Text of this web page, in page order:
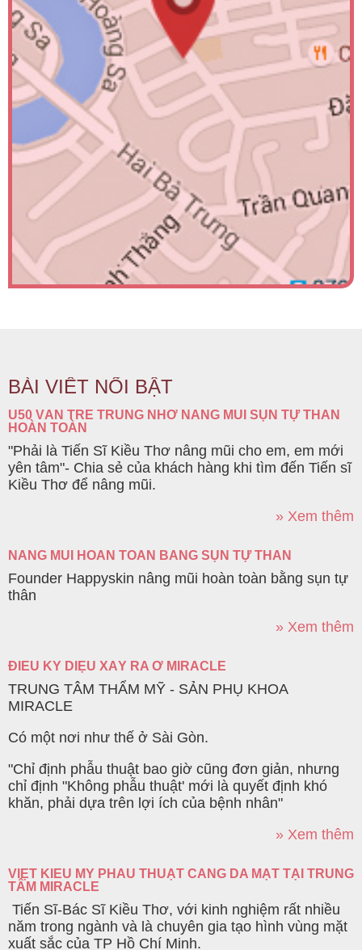
BÀI VIẾT NỔI BẬT
U50 VẪN TRẺ TRUNG NHỜ NÂNG MŨI SỤN TỰ THÂN
HOÀN TOÀN
"Phải là Tiến Sĩ Kiều Thơ nâng mũi cho em, em mới
yên tâm"- Chia sẻ của khách hàng khi tìm đến Tiến sĩ
Kiều Thơ để nâng mũi.
» Xem thêm
NÂNG MŨI HOÀN TOÀN BẰNG SỤN TỰ THÂN
Founder Happyskin nâng mũi hoàn toàn bằng sụn tự
thân
» Xem thêm
ĐIỀU KỲ DIỆU XẢY RA Ở MIRACLE
TRUNG TÂM THẨM MỸ - SẢN PHỤ KHOA
MIRACLE
Có một nơi như thế ở Sài Gòn.
"Chỉ định phẫu thuật bao giờ cũng đơn giản, nhưng
chỉ định "Không phẫu thuật' mới là quyết định khó
khăn, phải dựa trên lợi ích của bệnh nhân"
» Xem thêm
VIỆT KIỀU MỸ PHẪU THUẬT CĂNG DA MẶT TẠI TRUNG
TÂM MIRACLE
Tiến Sĩ-Bác Sĩ Kiều Thơ, với kinh nghiệm rất nhiều
năm trong ngành và là chuyên gia tạo hình vùng mặt
xuất sắc của TP Hồ Chí Minh.